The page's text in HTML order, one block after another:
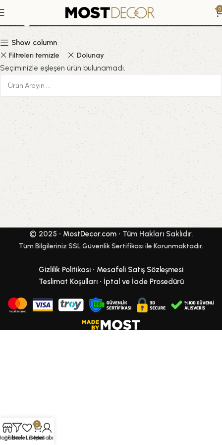
0
Doğada Koşan Atlar
Show column
Filtreleri temizle
Dolunay
Seçiminizle eşleşen ürün bulunamadı.
© 2025 • MostDecor.com • Tüm Hakları Saklıdır.
Tüm Bilgileriniz SSL Güvenlik Sertifikası ile Korunmaktadır.
Gizlilik Politikası • Mesafeli Satış Sözleşmesi
Teslimat Koşulları• İptal ve İade Prosedürü
Filtreler
İstek Listesi
0
Sepet
Hesabım